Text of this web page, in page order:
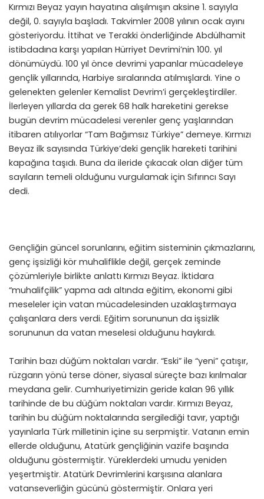
Kırmızı Beyaz yayın hayatına alışılmışın aksine 1. sayıyla
değil, 0. sayıyla başladı. Takvimler 2008 yılının ocak ayını
gösteriyordu. İttihat ve Terakki önderliğinde Abdülhamit
istibdadına karşı yapılan Hürriyet Devrimi’nin 100. yıl
dönümüydü. 100 yıl önce devrimi yapanlar mücadeleye
gençlik yıllarında, Harbiye sıralarında atılmışlardı. Yine o
gelenekten gelenler Kemalist Devrim’i gerçekleştirdiler.
İlerleyen yıllarda da gerek 68 halk hareketini gerekse
bugün devrim mücadelesi verenler genç yaşlarından
itibaren atılıyorlar “Tam Bağımsız Türkiye” demeye. Kırmızı
Beyaz ilk sayısında Türkiye’deki gençlik hareketi tarihini
kapağına taşıdı. Buna da ileride çıkacak olan diğer tüm
sayıların temeli olduğunu vurgulamak için Sıfırıncı Sayı
dedi.
Gençliğin güncel sorunlarını, eğitim sisteminin çıkmazlarını,
genç işsizliği kör muhaliflikle değil, gerçek zeminde
çözümleriyle birlikte anlattı Kırmızı Beyaz. İktidara
“muhalifçilik” yapma adı altında eğitim, ekonomi gibi
meseleler için vatan mücadelesinden uzaklaştırmaya
çalışanlara ders verdi. Eğitim sorununun da işsizlik
sorununun da vatan meselesi olduğunu haykırdı.
Tarihin bazı düğüm noktaları vardır. “Eski” ile “yeni” çatışır,
rüzgarın yönü terse döner, siyasal süreçte bazı kırılmalar
meydana gelir. Cumhuriyetimizin geride kalan 96 yıllık
tarihinde de bu düğüm noktaları vardır. Kırmızı Beyaz,
tarihin bu düğüm noktalarında sergilediği tavır, yaptığı
yayınlarla Türk milletinin içine su serpmiştir. Vatanın emin
ellerde olduğunu, Atatürk gençliğinin vazife başında
olduğunu göstermiştir. Yüreklerdeki umudu yeniden
yeşertmiştir. Atatürk Devrimlerini karşısına alanlara
vatanseverliğin gücünü göstermiştir. Onlara yeri